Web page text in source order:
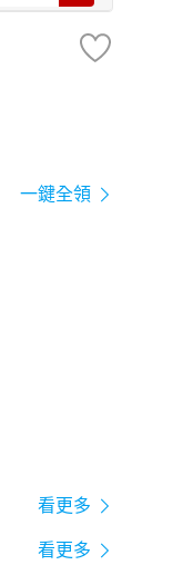
一鍵全領
看更多
看更多